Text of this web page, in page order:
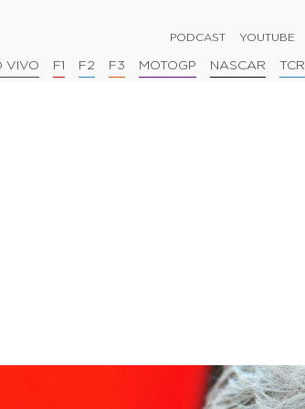
PODCAST YOUTUBE
VIVO F1 F2 F3 MOTOGP NASCAR TCR